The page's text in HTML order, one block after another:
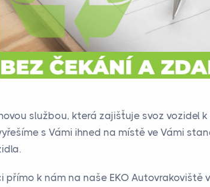
službou, která zajišťuje svoz vozidel
s Vámi ihned na místě ve Vámi
k nám na naše EKO Autovrakoviště